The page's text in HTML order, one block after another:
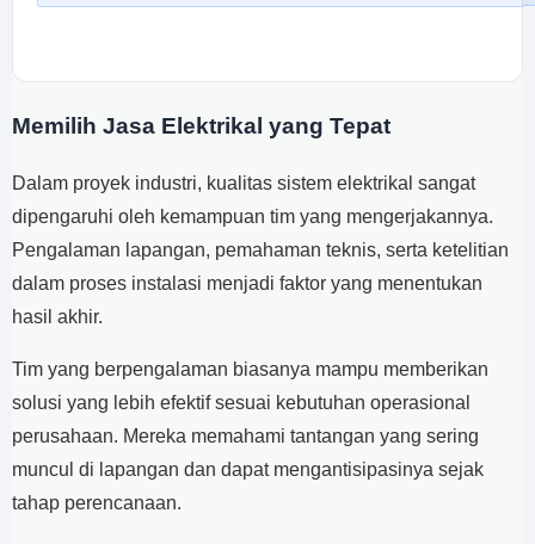
Memilih Jasa Elektrikal yang Tepat
Dalam proyek industri, kualitas sistem elektrikal sangat
dipengaruhi oleh kemampuan tim yang mengerjakannya.
Pengalaman lapangan, pemahaman teknis, serta ketelitian
dalam proses instalasi menjadi faktor yang menentukan
hasil akhir.
Tim yang berpengalaman biasanya mampu memberikan
solusi yang lebih efektif sesuai kebutuhan operasional
perusahaan. Mereka memahami tantangan yang sering
muncul di lapangan dan dapat mengantisipasinya sejak
tahap perencanaan.